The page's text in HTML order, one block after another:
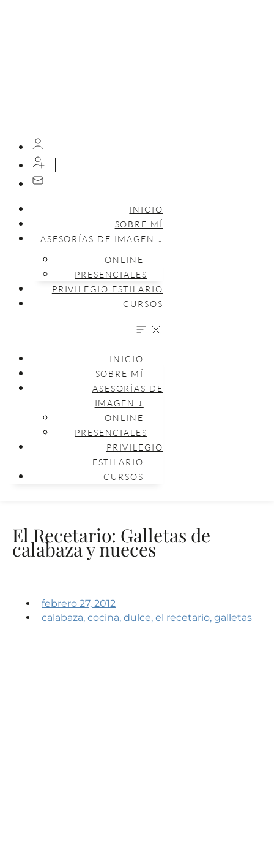
INICIO
SOBRE MÍ
ASESORÍAS DE IMAGEN ↓
ONLINE
PRESENCIALES
PRIVILEGIO ESTILARIO
CURSOS
INICIO
SOBRE MÍ
ASESORÍAS DE
IMAGEN ↓
ONLINE
PRESENCIALES
PRIVILEGIO
ESTILARIO
CURSOS
El Recetario: Galletas de
calabaza y nueces
febrero 27, 2012
calabaza, cocina, dulce, el recetario, galletas